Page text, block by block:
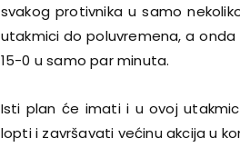
svakog protivnika u samo
utakmici do poluvremena, a
15-0 u samo par minuta.
Isti plan će imati i u ovoj
lopti i završavati većinu akcija u